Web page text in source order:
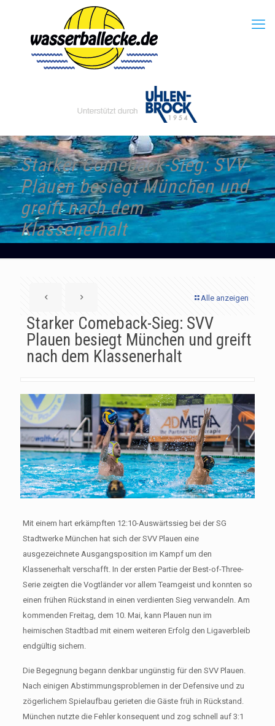
Starker Comeback-Sieg: SVV
Plauen besiegt München und
greift nach dem
Klassenerhalt
Alle anzeigen
Starker Comeback-Sieg: SVV
Plauen besiegt München und greift
nach dem Klassenerhalt
Mit einem hart erkämpften 12:10-Auswärtssieg bei der SG
Stadtwerke München hat sich der SVV Plauen eine
ausgezeichnete Ausgangsposition im Kampf um den
Klassenerhalt verschafft. In der ersten Partie der Best-of-Three-
Serie zeigten die Vogtländer vor allem Teamgeist und konnten so
einen frühen Rückstand in einen verdienten Sieg verwandeln. Am
kommenden Freitag, dem 10. Mai, kann Plauen nun im
heimischen Stadtbad mit einem weiteren Erfolg den Ligaverbleib
endgültig sichern.
Die Begegnung begann denkbar ungünstig für den SVV Plauen.
Nach einigen Abstimmungsproblemen in der Defensive und zu
zögerlichem Spielaufbau gerieten die Gäste früh in Rückstand.
München nutzte die Fehler konsequent und zog schnell auf 3:1